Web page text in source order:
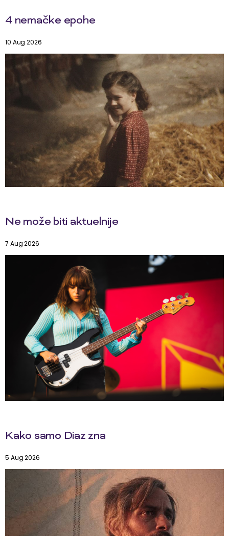
4 nemačke epohe
10 Aug 2026
Ne može biti aktuelnije
7 Aug 2026
Kako samo Diaz zna
5 Aug 2026